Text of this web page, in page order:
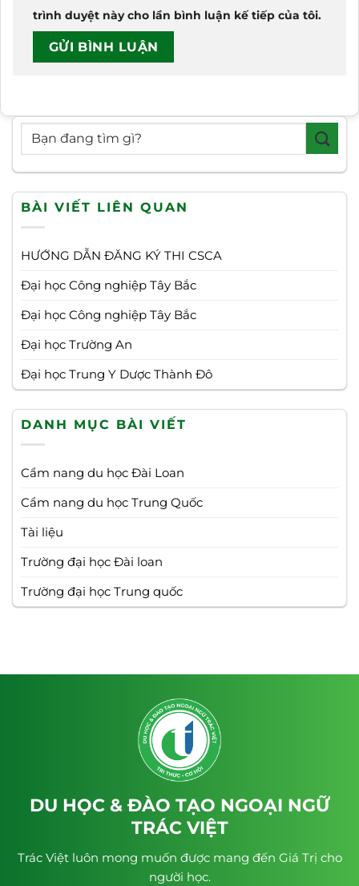
trình duyệt này cho lần bình luận kế tiếp của tôi.
BÀI VIẾT LIÊN QUAN
HƯỚNG DẪN ĐĂNG KÝ THI CSCA
Đại học Công nghiệp Tây Bắc
Đại học Công nghiệp Tây Bắc
Đại học Trường An
Đại học Trung Y Dược Thành Đô
DANH MỤC BÀI VIẾT
Cẩm nang du học Đài Loan
Cẩm nang du học Trung Quốc
Tài liệu
Trường đại học Đài loan
Trường đại học Trung quốc
DU HỌC & ĐÀO TẠO NGOẠI NGỮ
TRÁC VIỆT
Trác Việt luôn mong muốn được mang đến Giá Trị cho
người học.